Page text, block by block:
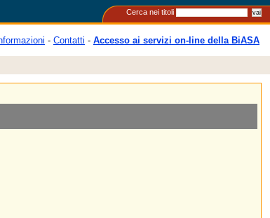
Cerca nei titoli
- Contatti - Accesso ai servizi on-line della BiASA